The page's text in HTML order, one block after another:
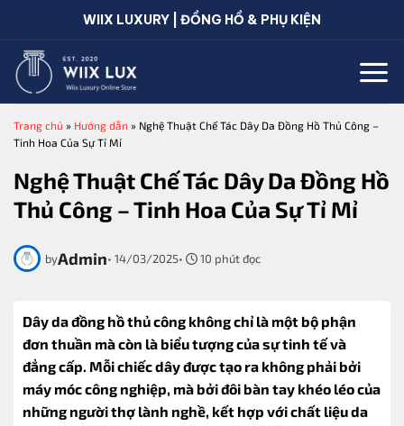
dung
WIIX LUXURY | ĐỒNG HỒ & PHỤ KIỆN
Trang chủ » Hướng dẫn » Nghệ Thuật Chế Tác Dây Da Đồng Hồ Thủ Công –
Tinh Hoa Của Sự Tỉ Mỉ
Nghệ Thuật Chế Tác Dây Da Đồng Hồ
Thủ Công – Tinh Hoa Của Sự Tỉ Mỉ
byAdmin• 14/03/2025• 10 phút đọc
Dây da đồng hồ thủ công không chỉ là một bộ phận
đơn thuần mà còn là biểu tượng của sự tinh tế và
đẳng cấp. Mỗi chiếc dây được tạo ra không phải bởi
máy móc công nghiệp, mà bởi đôi bàn tay khéo léo của
những người thợ lành nghề, kết hợp với chất liệu da